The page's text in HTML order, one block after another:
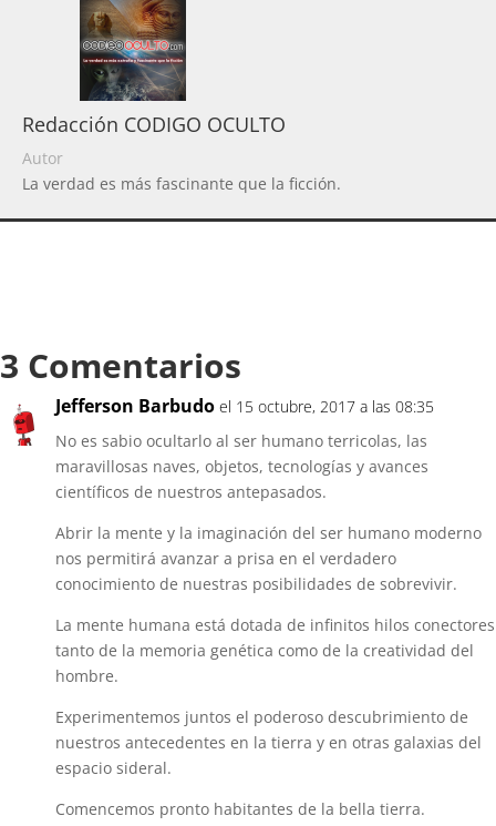
Redacción CODIGO OCULTO
Autor
La verdad es más fascinante que la ficción.
3 Comentarios
Jefferson Barbudo el 15 octubre, 2017 a las 08:35
No es sabio ocultarlo al ser humano terricolas, las
maravillosas naves, objetos, tecnologías y avances
científicos de nuestros antepasados.
Abrir la mente y la imaginación del ser humano moderno
nos permitirá avanzar a prisa en el verdadero
conocimiento de nuestras posibilidades de sobrevivir.
La mente humana está dotada de infinitos hilos conectores
tanto de la memoria genética como de la creatividad del
hombre.
Experimentemos juntos el poderoso descubrimiento de
nuestros antecedentes en la tierra y en otras galaxias del
espacio sideral.
Comencemos pronto habitantes de la bella tierra.